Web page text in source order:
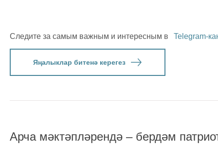
Следите за самым важным и интересным в Telegram-
Яңалыклар битенә керегез
Арча мәктәпләрендә – бердәм